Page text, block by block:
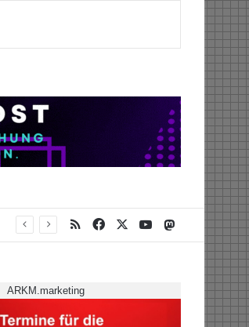
RSS Facebook YouTubeMastodon
ARKM.marketing